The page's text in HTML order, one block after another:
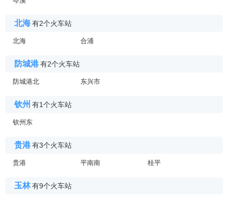
北海有2个火车站
北海 合浦
防城港有2个火车站
防城港北 东兴市
钦州 有1个火车站
钦州东
贵港有3个火车站
贵港 平南南 桂平
玉林有9个火车站